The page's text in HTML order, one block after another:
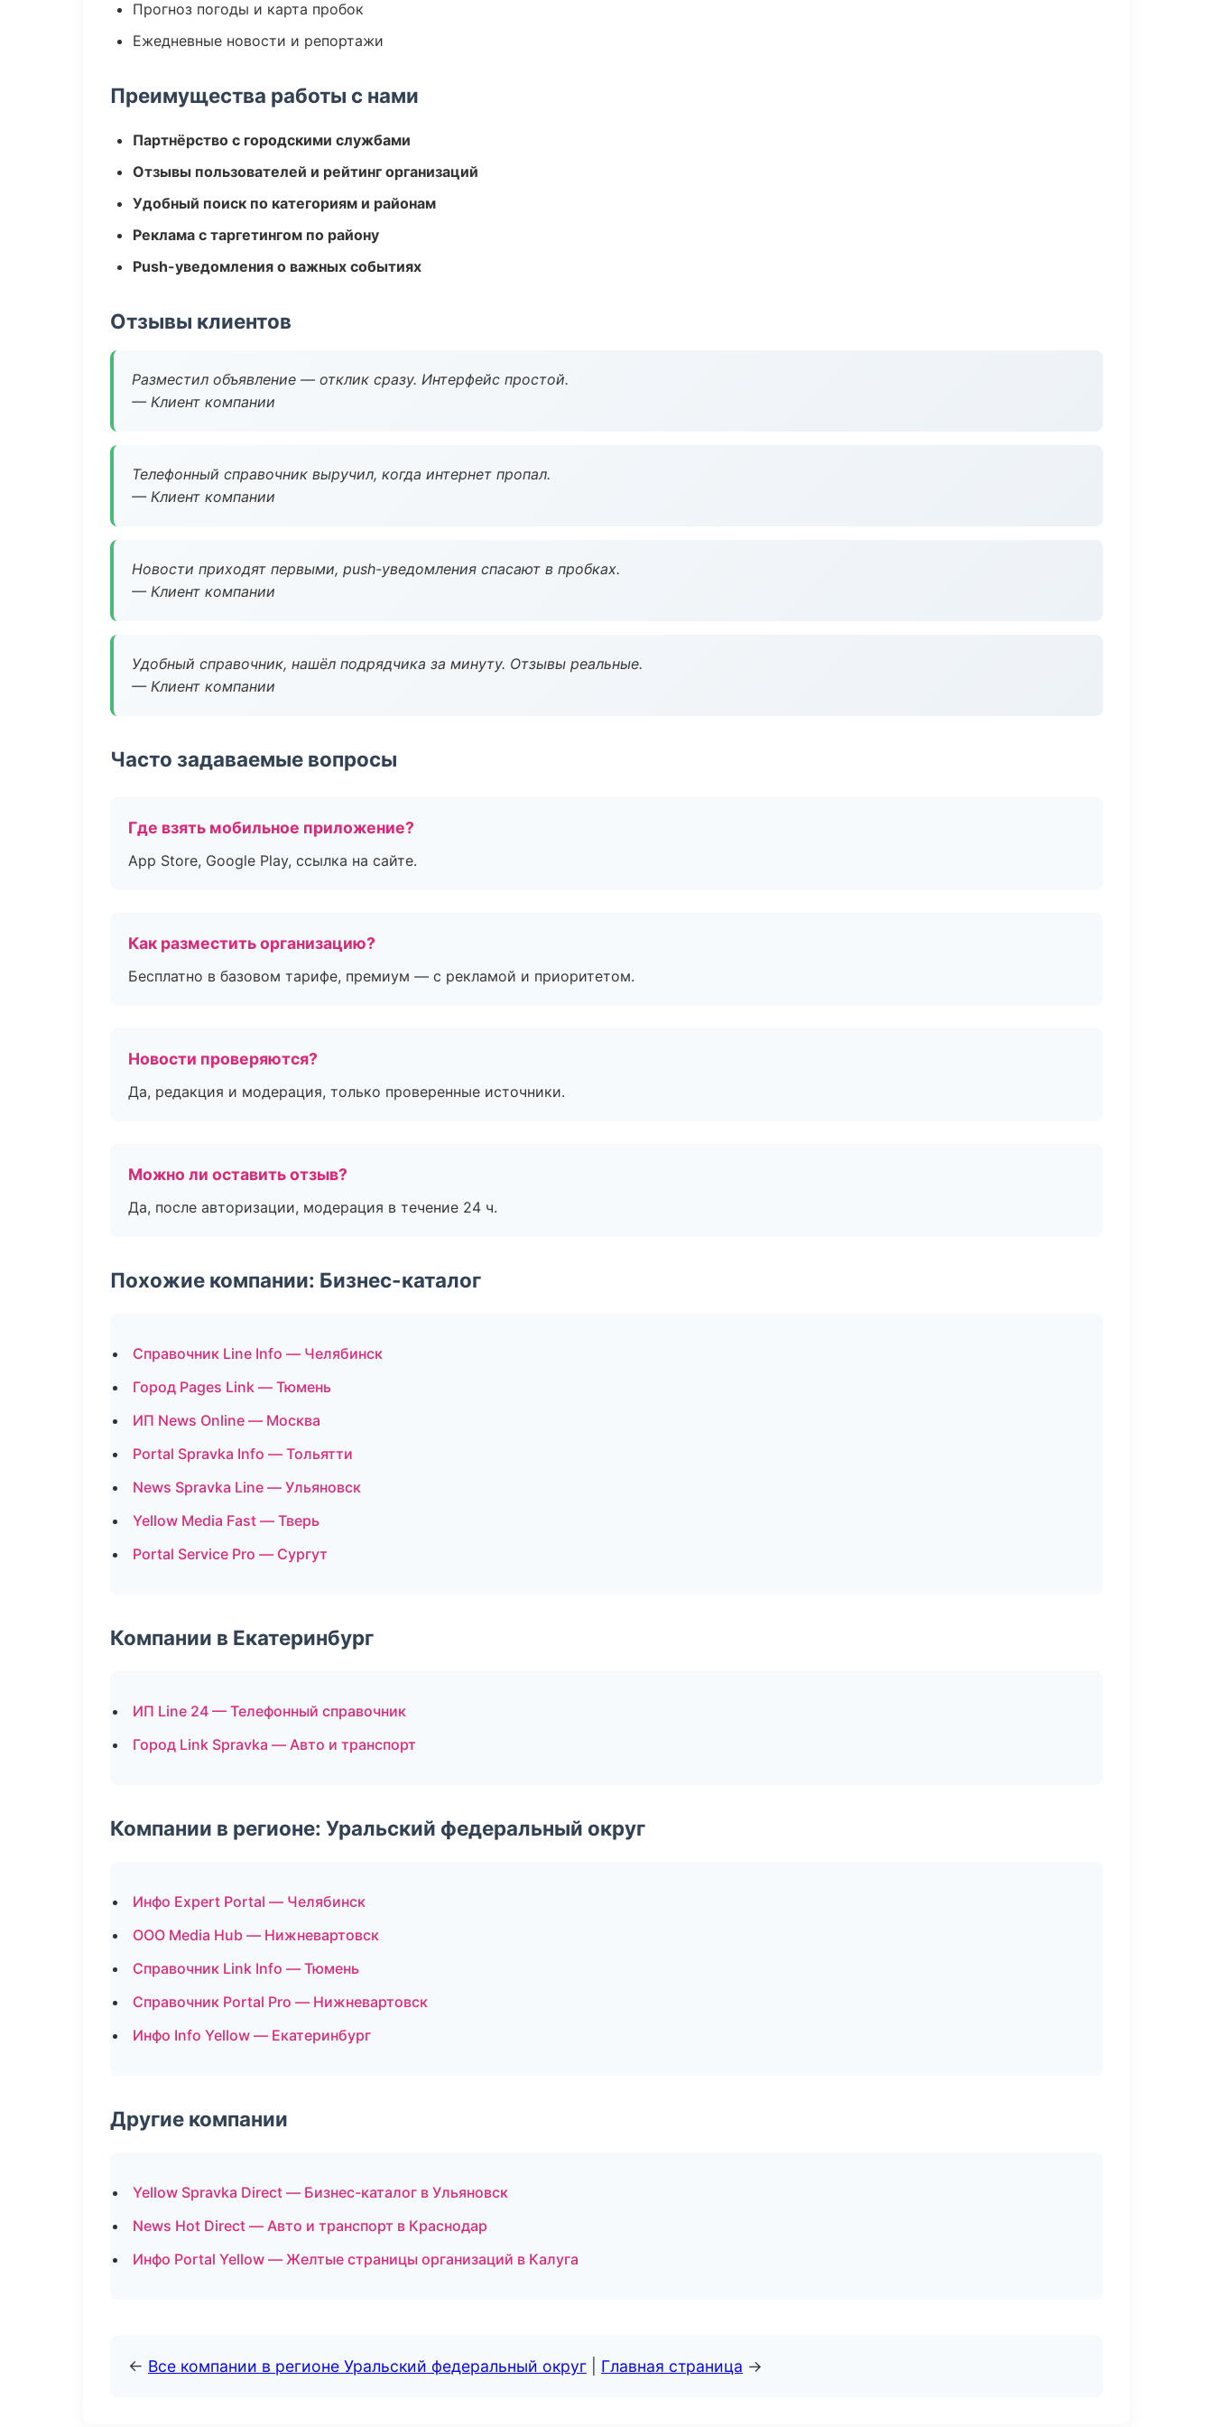
Прогноз погоды и карта пробок
Ежедневные новости и репортажи
Преимущества работы с нами
Партнёрство с городскими службами
Отзывы пользователей и рейтинг организаций
Удобный поиск по категориям и районам
Реклама с таргетингом по району
Push-уведомления о важных событиях
Отзывы клиентов
Разместил объявление — отклик сразу. Интерфейс простой.
— Клиент компании
Телефонный справочник выручил, когда интернет пропал.
— Клиент компании
Новости приходят первыми, push-уведомления спасают в пробках.
— Клиент компании
Удобный справочник, нашёл подрядчика за минуту. Отзывы реальные.
— Клиент компании
Часто задаваемые вопросы
Где взять мобильное приложение?
App Store, Google Play, ссылка на сайте.
Как разместить организацию?
Бесплатно в базовом тарифе, премиум — с рекламой и приоритетом.
Новости проверяются?
Да, редакция и модерация, только проверенные источники.
Можно ли оставить отзыв?
Да, после авторизации, модерация в течение 24 ч.
Похожие компании: Бизнес-каталог
Справочник Line Info — Челябинск
Город Pages Link — Тюмень
ИП News Online — Москва
Portal Spravka Info — Тольятти
News Spravka Line — Ульяновск
Yellow Media Fast — Тверь
Portal Service Pro — Сургут
Компании в Екатеринбург
ИП Line 24 — Телефонный справочник
Город Link Spravka — Авто и транспорт
Компании в регионе: Уральский федеральный округ
Инфо Expert Portal — Челябинск
ООО Media Hub — Нижневартовск
Справочник Link Info — Тюмень
Справочник Portal Pro — Нижневартовск
Инфо Info Yellow — Екатеринбург
Другие компании
Yellow Spravka Direct — Бизнес-каталог в Ульяновск
News Hot Direct — Авто и транспорт в Краснодар
Инфо Portal Yellow — Желтые страницы организаций в Калуга
← Все компании в регионе Уральский федеральный округ Главная страница →